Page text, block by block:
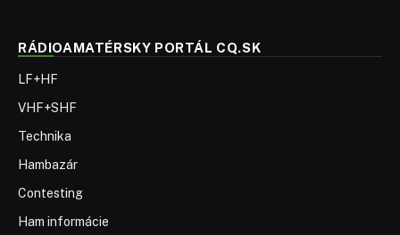
RÁDIOAMATÉRSKY PORTÁL CQ.SK
LF+HF
VHF+SHF
Technika
Hambazár
Contesting
Ham informácie